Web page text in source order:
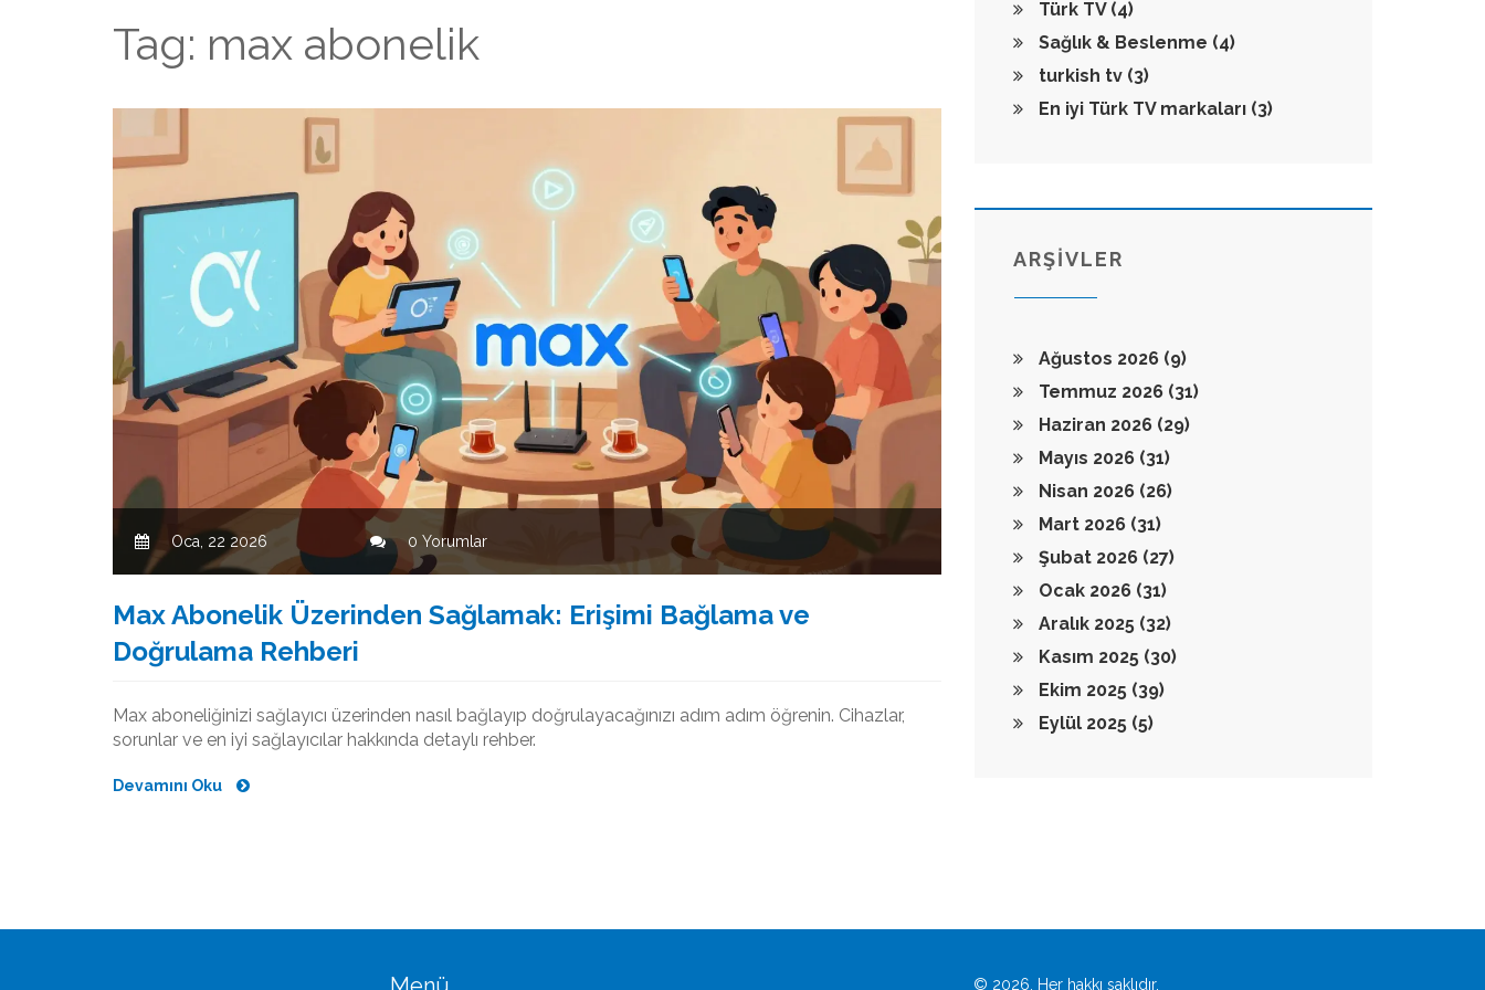
Tag: max abonelik
Oca, 22 2026 0 Yorumlar
Max Abonelik Üzerinden Sağlamak: Erişimi Bağlama ve
Doğrulama Rehberi
Max aboneliğinizi sağlayıcı üzerinden nasıl bağlayıp doğrulayacağınızı adım adım öğrenin. Cihazlar,
sorunlar ve en iyi sağlayıcılar hakkında detaylı rehber.
Devamını Oku
Türk TV (4)
Sağlık & Beslenme (4)
turkish tv (3)
En iyi Türk TV markaları (3)
ARŞİVLER
Ağustos 2026 (9)
Temmuz 2026 (31)
Haziran 2026 (29)
Mayıs 2026 (31)
Nisan 2026 (26)
Mart 2026 (31)
Şubat 2026 (27)
Ocak 2026 (31)
Aralık 2025 (32)
Kasım 2025 (30)
Ekim 2025 (39)
Eylül 2025 (5)
© 2026. Her hakkı saklıdır.